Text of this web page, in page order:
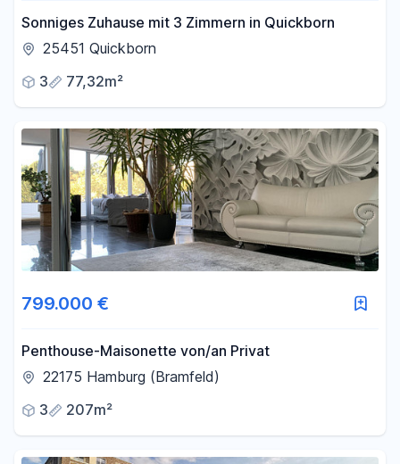
Sonniges Zuhause mit 3 Zimmern in Quickborn
25451 Quickborn
3
77,32m²
799.000 €
Penthouse-Maisonette von/an Privat
22175 Hamburg (Bramfeld)
3
207m²